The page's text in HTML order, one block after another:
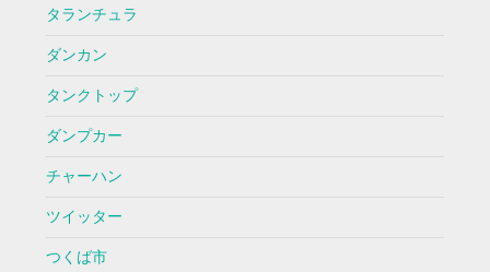
タランチュラ
ダンカン
タンクトップ
ダンプカー
チャーハン
ツイッター
つくば市